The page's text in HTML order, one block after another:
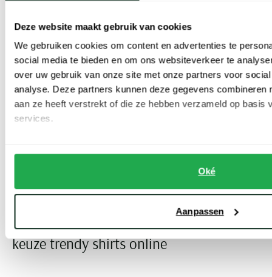
Deze website maakt gebruik van cookies
We gebruiken cookies om content en advertenties te
social media te bieden en om ons websiteverkeer te
over uw gebruik van onze site met onze partners voor
analyse. Deze partners kunnen deze gegevens combineren
aan ze heeft verstrekt of die ze hebben verzameld op basis
services.
Oké
Aanpassen
Butcher of Blue
T-shirt bruin bruin
€ 69,95
Butcher of Blue
t-shirt wit
€ 47,96
-
Vorige
Current Page
1
Page
2 Volgende
Butcher of Blue T-shirts heren – ruime
keuze trendy shirts online